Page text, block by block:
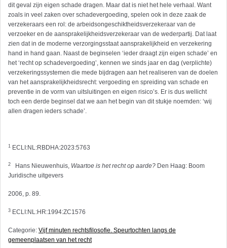
dit geval zijn eigen schade dragen. Maar dat is niet het hele verhaal. Want
zoals in veel zaken over schadevergoeding, spelen ook in deze zaak de
verzekeraars een rol: de arbeidsongeschiktheidsverzekeraar van de
verzoeker en de aansprakelijkheidsverzekeraar van de wederpartij. Dat laat
zien dat in de moderne verzorgingsstaat aansprakelijkheid en verzekering
hand in hand gaan. Naast de beginselen ‘ieder draagt zijn eigen schade’ en
het ‘recht op schadevergoeding’, kennen we sinds jaar en dag (verplichte)
verzekeringssystemen die mede bijdragen aan het realiseren van de doelen
van het aansprakelijkheidsrecht: vergoeding en spreiding van schade en
preventie in de vorm van uitsluitingen en eigen risico’s. Er is dus wellicht
toch een derde beginsel dat we aan het begin van dit stukje noemden: ‘wij
allen dragen ieders schade’.
1 ECLI:NL:RBDHA:2023:5763
2 Hans Nieuwenhuis, Waartoe is het recht op aarde? Den Haag: Boom
Juridische uitgevers
2006, p. 89.
3 ECLI:NL:HR:1994:ZC1576
Categorie: Vijf minuten rechtsfilosofie. Speurtochten langs de
gemeenplaatsen van het recht